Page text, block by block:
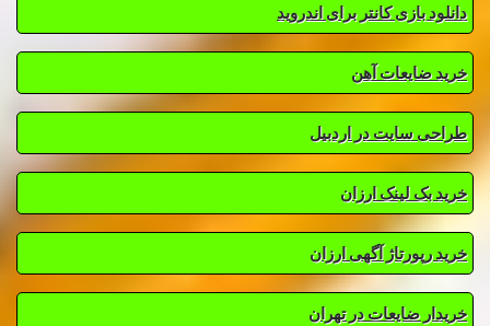
دانلود بازی کانتر برای اندروید
خرید ضایعات آهن
طراحی سایت در اردبیل
خرید بک لینک ارزان
خرید رپورتاژ آگهی ارزان
خریدار ضایعات در تهران